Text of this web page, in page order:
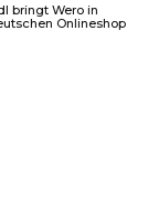
bringt Wero in
Onlineshop